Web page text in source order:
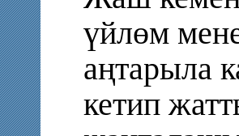
үйлөм
аңтарыла
кетип